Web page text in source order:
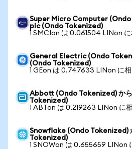
Super Micro Computer
plc (Ondo Tokenized)
1 SMCIon は 0.061504 LINon に
General Electric (Ondo
(Ondo Tokenized)
1 GEon は 0.747633 LINon に相
Abbott (Ondo Tokenized) か
Tokenized)
1 ABTon は 0.219263 LINon に
Snowflake (Ondo Tokenized)
Tokenized)
1 SNOWon は 0.655659 LINon